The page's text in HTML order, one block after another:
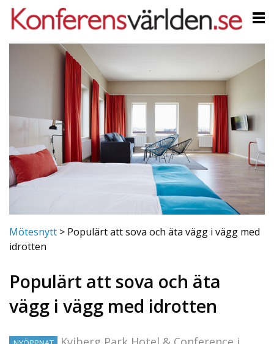
Mötesnytt > Populärt att sova och äta vägg i vägg med
idrotten
Populärt att sova och äta
vägg i vägg med idrotten